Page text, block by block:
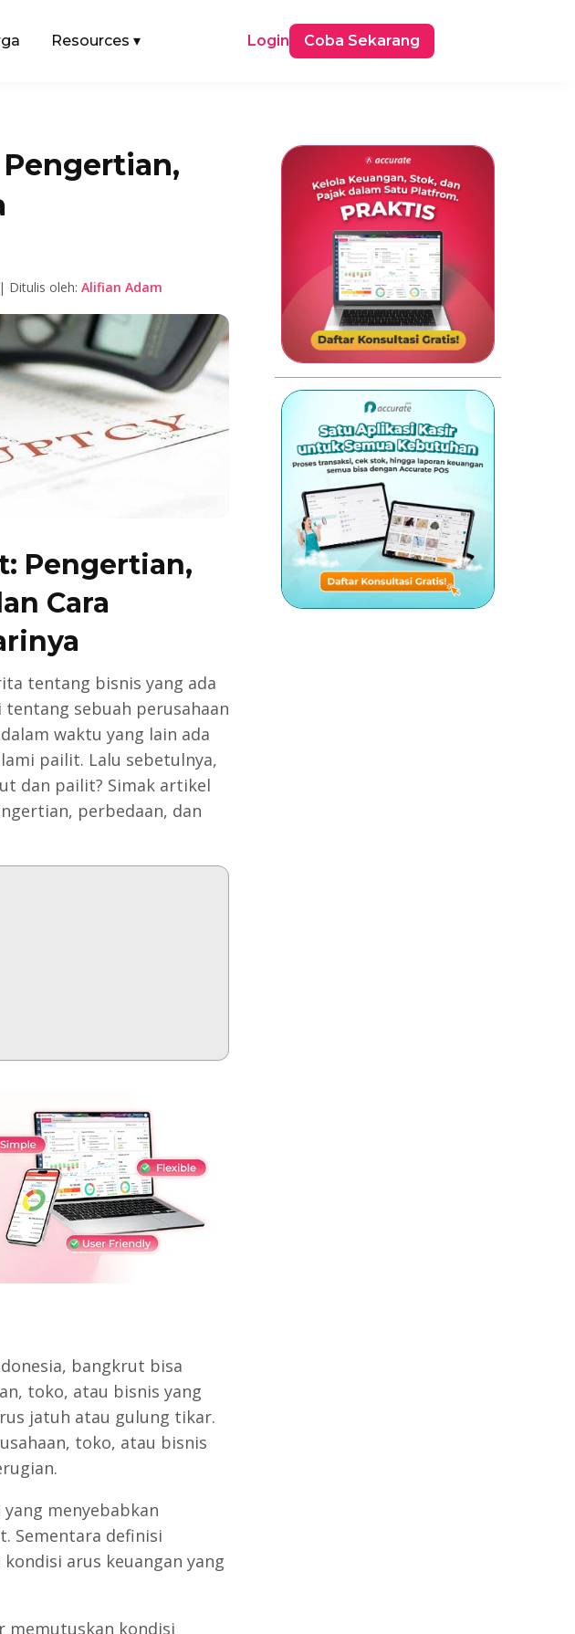
Resources ▾ Login Coba Sekarang
Ditulis oleh: Alifian Adam
Pengertian,
Cara
tentang bisnis yang ada
sebuah perusahaan
waktu yang lain ada
pailit. Lalu sebetulnya,
dan pailit? Simak artikel
perbedaan, dan
bangkrut bisa
toko, atau bisnis yang
jatuh atau gulung tikar.
toko, atau bisnis
menyebabkan
Sementara definisi
arus keuangan yang
memutuskan kondisi